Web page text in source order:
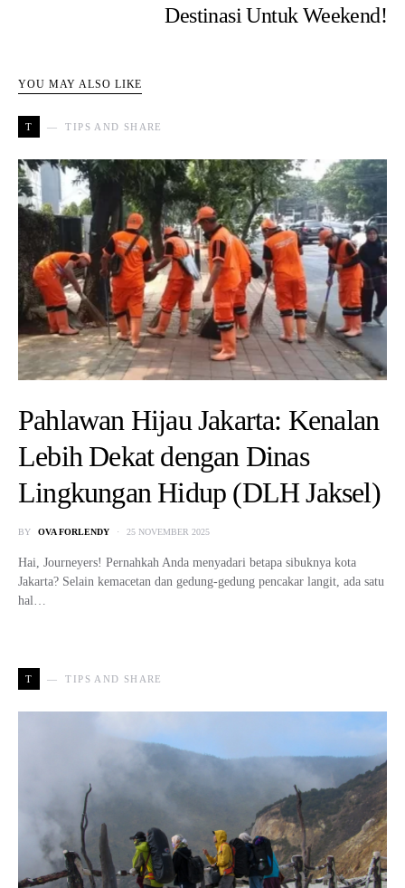
Destinasi Untuk Weekend!
YOU MAY ALSO LIKE
T TIPS AND SHARE
Pahlawan Hijau Jakarta: Kenalan
Lebih Dekat dengan Dinas
Lingkungan Hidup (DLH Jaksel)
BY OVA FORLENDY 25 NOVEMBER 2025
Hai, Journeyers! Pernahkah Anda menyadari betapa sibuknya kota
Jakarta? Selain kemacetan dan gedung-gedung pencakar langit, ada satu
hal…
T TIPS AND SHARE